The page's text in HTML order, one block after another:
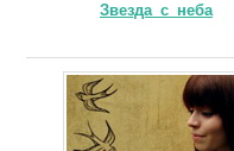
Звезда_с_неба